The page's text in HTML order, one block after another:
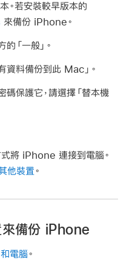
若安裝較早版本的
來備份 iPhone。
「一般」。
料備份到此 Mac」。
保護它，請選擇「替本機
將 iPhone 連接到電腦。
他裝置。
備份 iPhone
電腦。